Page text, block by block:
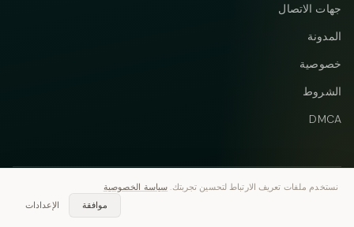
جهات الاتصال
المدونة
خصوصية
الشروط
DMCA
Telegram
نستخدم ملفات تعريف الارتباط لتحسين تجربتك. سياسة الخصوصية
موافقة
الإعدادات